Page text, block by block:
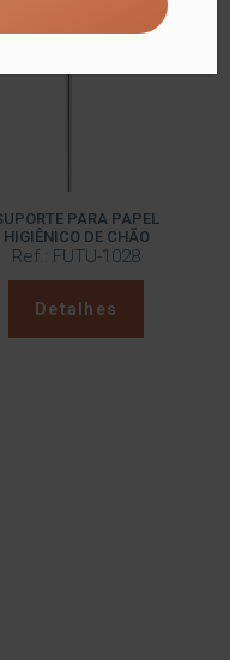
PARA PAPEL
HIGIÊNICO DE CHÃO
Ref.: FUTU-1028
Detalhes